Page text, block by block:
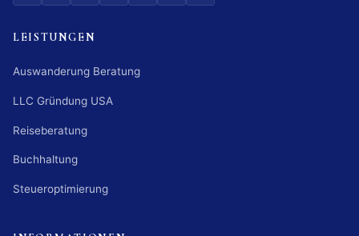
LEISTUNGEN
Auswanderung Beratung
LLC Gründung USA
Reiseberatung
Buchhaltung
Steueroptimierung